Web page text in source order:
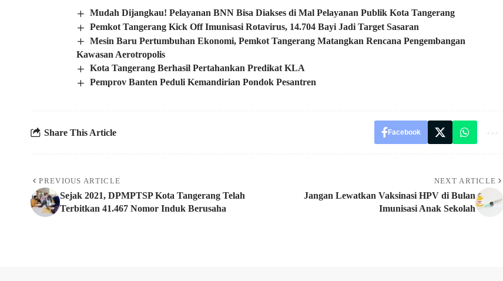
Mudah Dijangkau! Pelayanan BNN Bisa Diakses di Mal Pelayanan Publik Kota Tangerang
Pemkot Tangerang Kick Off Imunisasi Rotavirus, 14.704 Bayi Jadi Target Sasaran
Mesin Baru Pertumbuhan Ekonomi, Pemkot Tangerang Matangkan Rencana Pengembangan
Kawasan Aerotropolis
Kota Tangerang Berhasil Pertahankan Predikat KLA
Pemprov Banten Peduli Kemandirian Pondok Pesantren
Share This Article Facebook
PREVIOUS ARTICLE
Sejak 2021, DPMPTSP Kota Tangerang Telah
Terbitkan 41.467 Nomor Induk Berusaha
NEXT ARTICLE
Jangan Lewatkan Vaksinasi HPV di Bulan
Imunisasi Anak Sekolah